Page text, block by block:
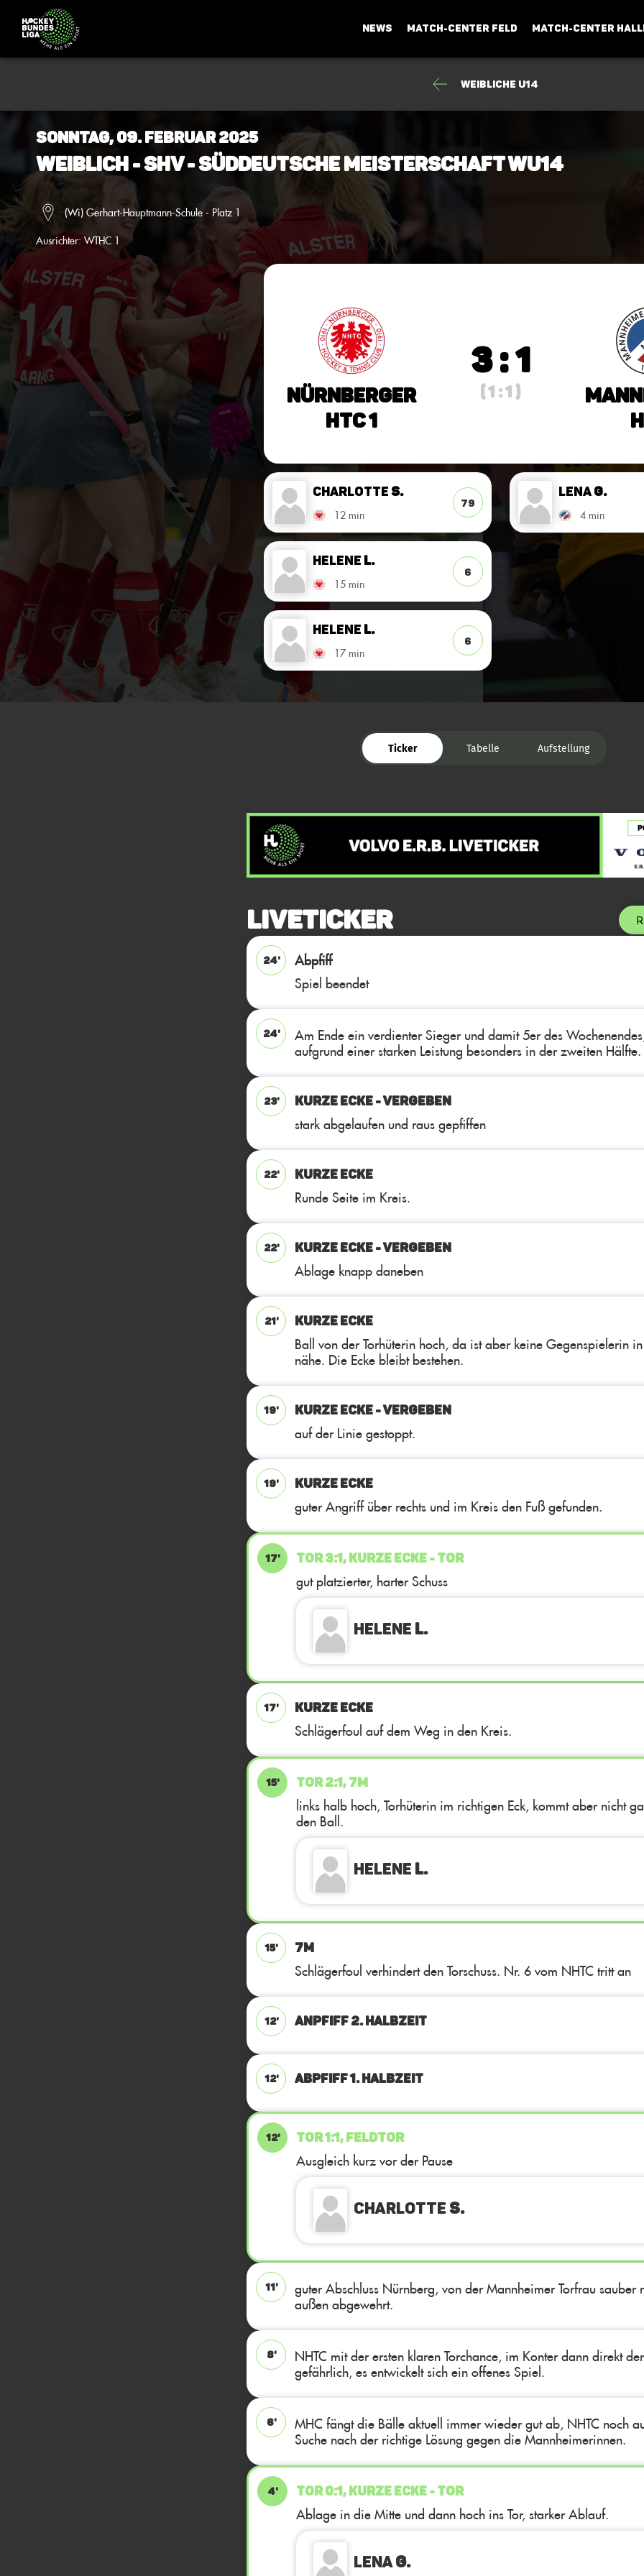
NEWS MATCH-CENTER FELD MATCH-CENTER
Weibliche U14
Sonntag, 09. Februar 2025
Weiblich - SHV - Süddeutsche Meisterschaft wU14
(Wi) Gerhart-Hauptmann-Schule - Platz 1
Ausrichter: WTHC 1
Nürnberger
HTC 1
3 : 1
( 1 : 1 )
LenaG.
4 min
CharlotteS.
12 min
79
Helene L.
15 min
6
Helene L.
17 min
6
Ticker Tabelle Aufstellung
Liveticker
24'
Abpfiff
Spiel beendet
24'
Am Ende ein verdienter Sieger und damit 5er des
aufgrund einer starken Leistung besonders in der zweiten Hälfte.
23' KURZE ECKE - VERGEBEN
stark abgelaufen und raus gepfiffen
22' KURZE ECKE
Runde Seite im Kreis.
22' KURZE ECKE - VERGEBEN
Ablage knapp daneben
21' KURZE ECKE
Ball von der Torhüterin hoch, da ist aber keine Gegenspielerin
nähe. Die Ecke bleibt bestehen.
19' KURZE ECKE - VERGEBEN
auf der Linie gestoppt.
19' KURZE ECKE
guter Angriff über rechts und im Kreis den Fuß gefunden.
17' TOR 3:1, KURZE ECKE - TOR
gut platzierter, harter Schuss
Helene L.
17' KURZE ECKE
Schlägerfoul auf dem Weg in den Kreis.
15' TOR 2:1, 7M
links halb hoch, Torhüterin im richtigen Eck, kommt aber nicht
den Ball.
Helene L.
15' 7M
Schlägerfoul verhindert den Torschuss. Nr. 6 vom NHTC tritt an
12' ANPFIFF 2. Halbzeit
12' ABPFIFF 1. Halbzeit
12' TOR 1:1, FELDTOR
Ausgleich kurz vor der Pause
CharlotteS.
11'
guter Abschluss Nürnberg, von der Mannheimer Torfrau sauber
außen abgewehrt.
8'
NHTC mit der ersten klaren Torchance, im Konter dann direkt
gefährlich, es entwickelt sich ein offenes Spiel.
6'
MHC fängt die Bälle aktuell immer wieder gut ab, NHTC noch
Suche nach der richtige Lösung gegen die Mannheimerinnen.
4' TOR 0:1, KURZE ECKE - TOR
Ablage in die Mitte und dann hoch ins Tor, starker Ablauf.
LenaG.